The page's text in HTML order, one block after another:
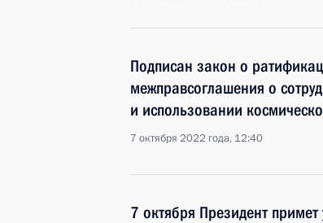
Подписан закон о
межправсоглашения о
и использовании
7 октября 2022 года, 12:40
7 октября Президент